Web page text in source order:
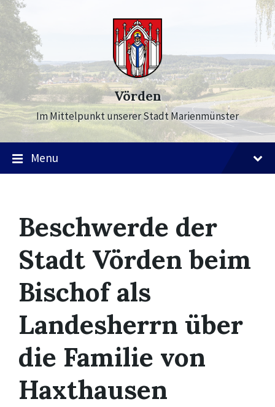
Skip
to
content
Skip
to
main
navigation
Skip
to
footer
Vörden
Im Mittelpunkt unserer Stadt Marienmünster
Menu
Beschwerde der
Stadt Vörden beim
Bischof als
Landesherrn über
die Familie von
Haxthausen